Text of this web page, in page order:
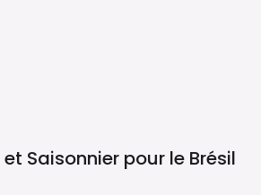
Saisonnier pour le Brésil